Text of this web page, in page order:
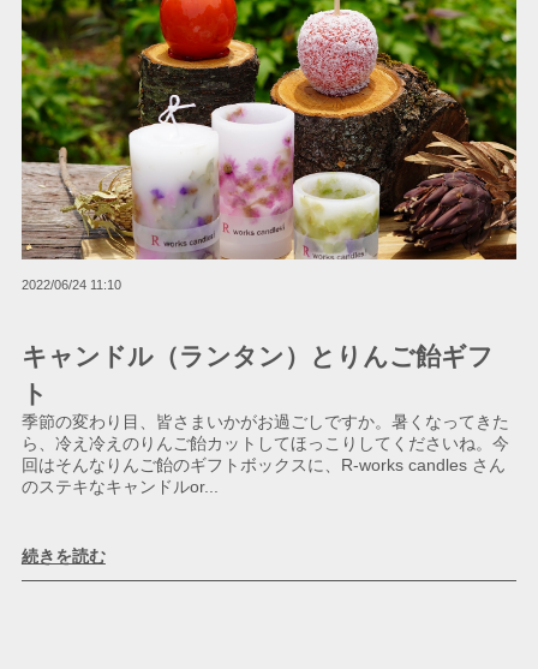
キャンドル（ランタン）とりんご飴ギフ
ト
2022/06/24 11:10
季節の変わり目、皆さまいかがお過ごしですか。暑くなってきた
ら、冷え冷えのりんご飴カットしてほっこりしてくださいね。今
回はそんなりんご飴のギフトボックスに、R-works candles さん
のステキなキャンドルor...
続きを読む